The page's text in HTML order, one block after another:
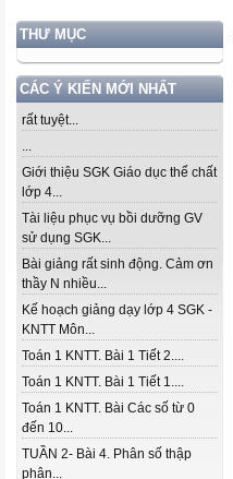
THƯ MỤC
CÁC Ý KIẾN MỚI NHẤT
rất tuyệt...
...
Giới thiệu SGK Giáo dục thể chất
lớp 4...
Tài liệu phục vụ bồi dưỡng GV
sử dụng SGK...
Bài giảng rất sinh động. Cảm ơn
thầy N nhiều...
Kế hoạch giảng dạy lớp 4 SGK -
KNTT Môn...
Toán 1 KNTT. Bài 1 Tiết 2....
Toán 1 KNTT. Bài 1 Tiết 1....
Toán 1 KNTT. Bài Các số từ 0
đến 10...
TUẦN 2- Bài 4. Phân số thập
phân...